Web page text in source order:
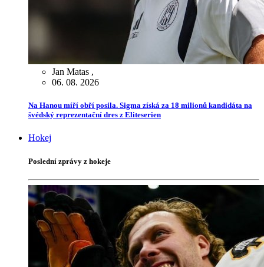
Jan Matas ,
06. 08. 2026
Na Hanou míří obří posila. Sigma získá za 18 milionů kandidáta na
švédský reprezentační dres z Eliteserien
Hokej
Poslední zprávy z hokeje